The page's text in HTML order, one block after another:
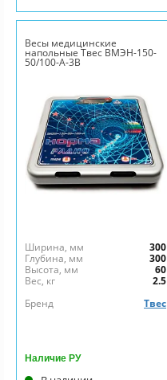
Весы медицинские
напольные Твес ВМЭН-150-
50/100-А-3В
Ширина, мм
300
Глубина, мм
300
Высота, мм
60
Вес, кг
2.5
Бренд
Твес
Наличие РУ